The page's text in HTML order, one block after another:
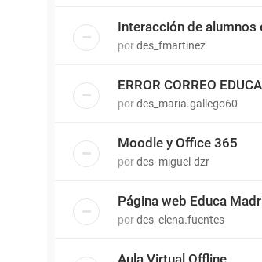
Interacción de alumnos
pordes_fmartinez
ERROR CORREO
pordes_maria.gallego60
Moodle y Office 365
pordes_miguel-dzr
Página web Educa
pordes_elena.fuentes